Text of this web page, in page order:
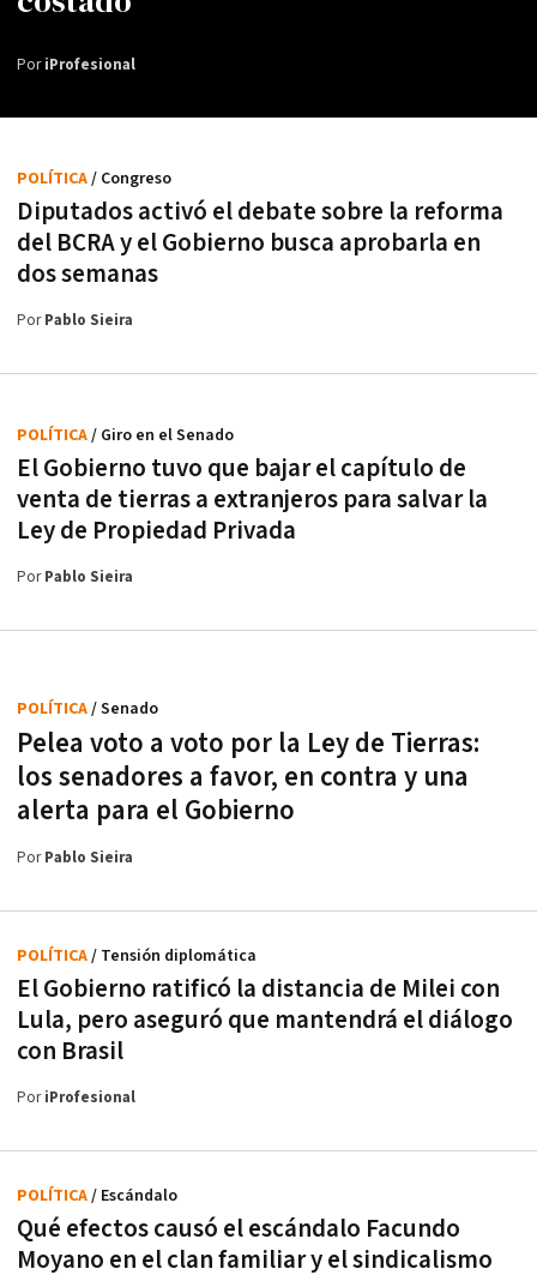
PoriProfesional
Diputados activó el debate sobre la reforma
del BCRA y el Gobierno busca aprobarla en
dos semanas
POLÍTICA/ Congreso
PorPablo Sieira
El Gobierno tuvo que bajar el capítulo de
venta de tierras a extranjeros para salvar la
Ley de Propiedad Privada
POLÍTICA/ Giro en el Senado
PorPablo Sieira
Pelea voto a voto por la Ley de Tierras:
los senadores a favor, en contra y una
alerta para el Gobierno
POLÍTICA/ Senado
PorPablo Sieira
El Gobierno ratificó la distancia de Milei con
Lula, pero aseguró que mantendrá el diálogo
con Brasil
POLÍTICA/ Tensión diplomática
PoriProfesional
Qué efectos causó el escándalo Facundo
Moyano en el clan familiar y el sindicalismo
POLÍTICA/ Escándalo